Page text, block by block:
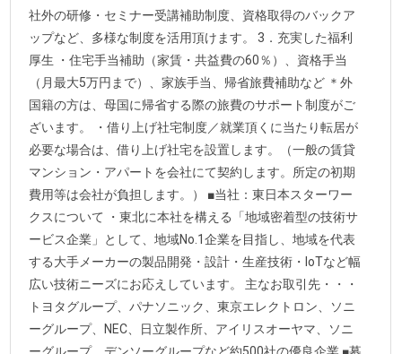
社外の研修・セミナー受講補助制度、資格取得のバックア
ップなど、多様な制度を活用頂けます。 3．充実した福利
厚生 ・住宅手当補助（家賃・共益費の60％）、資格手当
（月最大5万円まで）、家族手当、帰省旅費補助など ＊外
国籍の方は、母国に帰省する際の旅費のサポート制度がご
ざいます。 ・借り上げ社宅制度／就業頂くに当たり転居が
必要な場合は、借り上げ社宅を設置します。（一般の賃貸
マンション・アパートを会社にて契約します。所定の初期
費用等は会社が負担します。） ■当社：東日本スターワー
クスについて ・東北に本社を構える「地域密着型の技術サ
ービス企業」として、地域No.1企業を目指し、地域を代表
する大手メーカーの製品開発・設計・生産技術・IoTなど幅
広い技術ニーズにお応えしています。 主なお取引先・・・
トヨタグループ、パナソニック、東京エレクトロン、ソニ
ーグループ、NEC、日立製作所、アイリスオーヤマ、ソニ